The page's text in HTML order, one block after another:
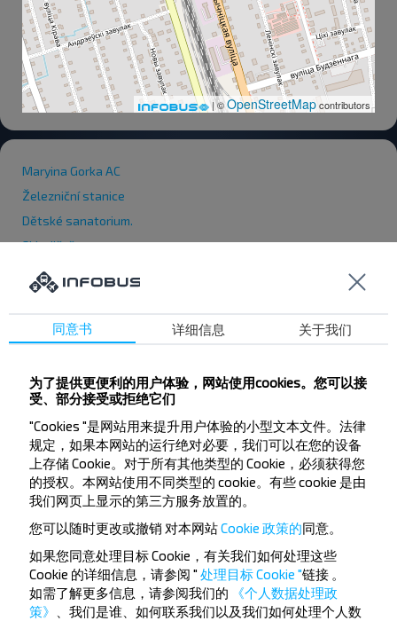
| ©OpenStreetMapcontributors
Maryina Gorka AC
Železniční stanice
Dětské sanatorium.
Skladiště ropy
Rayagroservice
KHP
HORTOP
Železniční prodejna
Přemístění
Veterinární klinika
Lékárna č. 25
Okresní nemocnice
Krinitsa
Poliklinika č. 1
同意书 详细信息 关于我们
为了提供更便利的用户体验，网站使用cookies。您可以接
受、部分接受或拒绝它们
"Cookies "是网站用来提升用户体验的小型文本文件。法律
规定，如果本网站的运行绝对必要，我们可以在您的设备
上存储 Cookie。对于所有其他类型的 Cookie，必须获得您
的授权。本网站使用不同类型的 cookie。有些 cookie 是由
我们网页上显示的第三方服务放置的。
您可以随时更改或撤销 对本网站Cookie 政策的同意。
如果您同意处理目标 Cookie，有关我们如何处理这些
Cookie 的详细信息，请参阅 " 处理目标 Cookie "链接
如需了解更多信息，请参阅我们的
《个人数据处理政
策》
、我们是谁、如何联系我们以及我们如何处理个人数